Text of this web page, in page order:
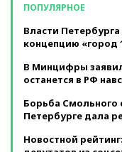
ПОПУЛЯРНОЕ
Власти
концепцию «город
В Минцифры
останется в РФ
Борьба Смольного
Петербурге дала
Новостной